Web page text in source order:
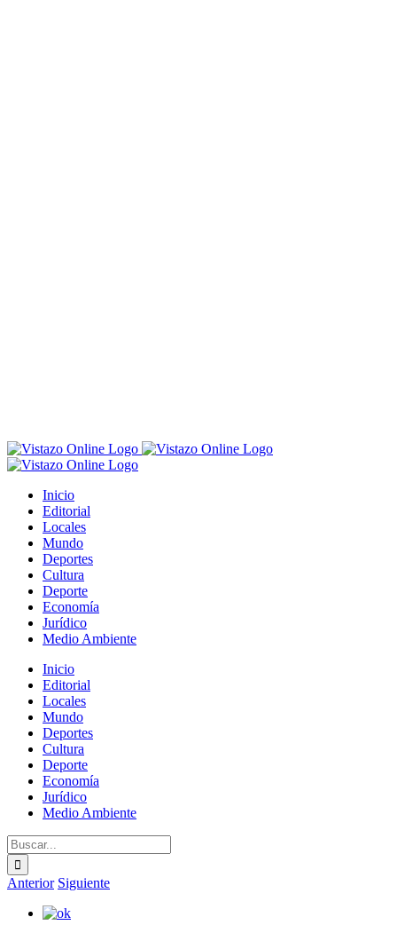
Inicio
Editorial
Locales
Mundo
Deportes
Cultura
Deporte
Economía
Jurídico
Medio Ambiente
Inicio
Editorial
Locales
Mundo
Deportes
Cultura
Deporte
Economía
Jurídico
Medio Ambiente
Buscar:
Anterior Siguiente
Ver